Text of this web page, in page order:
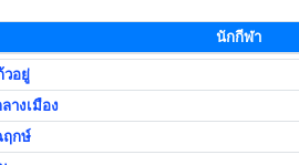
นักกีฬา
อยู่
างเมือง
กษ์